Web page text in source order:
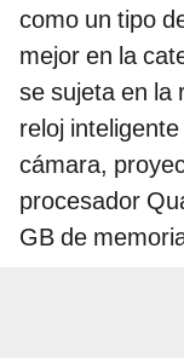
como un tipo
mejor en la
se sujeta en la
reloj
cámara,
procesador
GB de